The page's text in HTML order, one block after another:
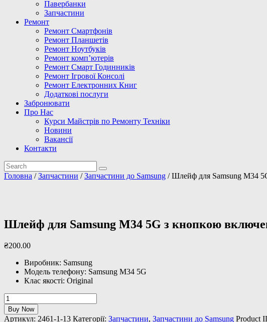
Павербанки
Запчастини
Ремонт
Ремонт Смартфонів
Ремонт Планшетів
Ремонт Ноутбуків
Ремонт комп’ютерів
Ремонт Смарт Годинників
Ремонт Ігрової Консолі
Ремонт Електронних Книг
Додаткові послуги
Забронювати
Про Нас
Курси Майстрів по Ремонту Техніки
Новини
Вакансії
Контакти
Головна /Запчастини /Запчастини до Samsung / Шлейф для Samsung M34
Шлейф для Samsung M34 5G з кнопкою
₴200.00
Виробник: Samsung
Модель телефону: Samsung M34 5G
Клас якості: Original
Шлейф
для
Samsung
Buy Now
Артикул: 2461-1-13 Категорії: Запчастини, Запчастини до Samsung Product